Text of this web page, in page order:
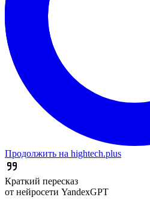
Продолжить на hightech.plus
Краткий пересказ
от нейросети YandexGPT